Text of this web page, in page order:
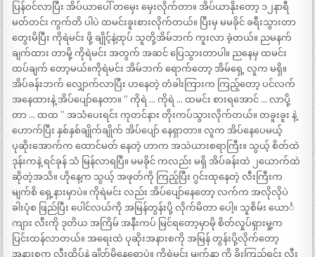
ပြန်ဝင်လာပြီး အိပ်ယာပေါ် တမှေး မှေးလိုက်တာ။ အိပ်ယာနိုးတော့ ၁၂နာရီ
မတ်တင်း ကွက်တိ ပါပဲ ထမင်းခူးစားလိုက်တယ်။ ပြီးမှ မမခိုင် ခရီးသွားတာ
တွေးမိပြီး ကိုရဲမင်း ဖို့ ချိုင့်နဲ့ထုပ် သူတို့အိမ်ဘက် ကူးလာ ခဲ့တယ်။ ညမနက်
ချက်ထား တာမို့ ကိုရဲမင်း အတွက် အဆင် ပြေသွားတာပါ။ ညနေမှ ထမင်း
ထပ်ချက် တော့မယ်။ကိုရဲမင်း အိမ်ဘက် ရောက်တော့ အိမ်ရှေ့ လူက မရှိ။
အိပ်ခန်းဘက် လျှောက်လာပြီး ဟနေတဲ့ တံခါးကြားက ကြည့်တော့ ပင်လက်
အနေထားနဲ့ အိပ်ပျော်နေတာ။ ” ကိုရဲ … ကိုရဲ … ထမင်း စားရအောင် … လာပို့
တာ … ထထ ” အသံပေးရင်း ကုတင်နား တိုးကပ်သွားလိုက်တယ်။ တခူးခူး နဲ့
ဟောက်ပြီး နှစ်နှစ်ချိုက်ချိုက် အိပ်ပျော် နေရှာတာ။ လူက အိပ်နေပေမယ့်
ပုဆိုးအောက်က ထောင်မတ် နေတဲ့ ဟာက အသဲယားစရာကြီး။ သွယ့် စိတ်ထဲ
ဒုန်းကနဲ့ ရင်ခုန် သံ မြန်လာရပြီ။ မမခိုင် ကလည်း မရှိ အိပ်ခန်းထဲ ၂ယောက်ထဲ
ဆိုတဲ့အသိ။ ဟိုနေ့က သွယ့် အဖုတ်ကို ကြည့်ပြီး ဂွင်းထုနေတဲ့ လီးကြီးက
မျက်စိ ရှေ့နားမှာပဲ။ ကိုရဲမင်း လည်း အိပ်ပျော်နေတော့ လက်က အလိုလိုပဲ
ခါးပုံစ ဖြည်ပြီး ပေါင်လယ်ကို အမြန်တွန်းပို့ လိုက်မိတာ ပေါ့။ သူစိမ်း ယောင်္
ကျား လီးကို ဒုတိယ အကြိမ် အနီးကပ် မြင်ရတော့မှာမို စိတ်လှုပ်ရှားမှု့က
ပြင်းထန်လာတယ်။ အရေးထဲ ပုဆိုးအနားစကို အမြန် တွန်းပို့လိုက်တော့
အနားစက လီးထိပ်နဲ့ ချိတ်မိနေရောပဲ။ ကိုရဲမင်း မျက်နှာ ကို ခိုးကြည့်ရင်း လီး